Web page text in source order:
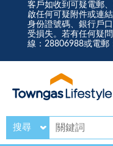
客戶如收到可疑電郵
啟任何可疑附件或連
身份證號碼、銀行戶
受損失。若有任何疑
線：28806988或電郵
搜尋